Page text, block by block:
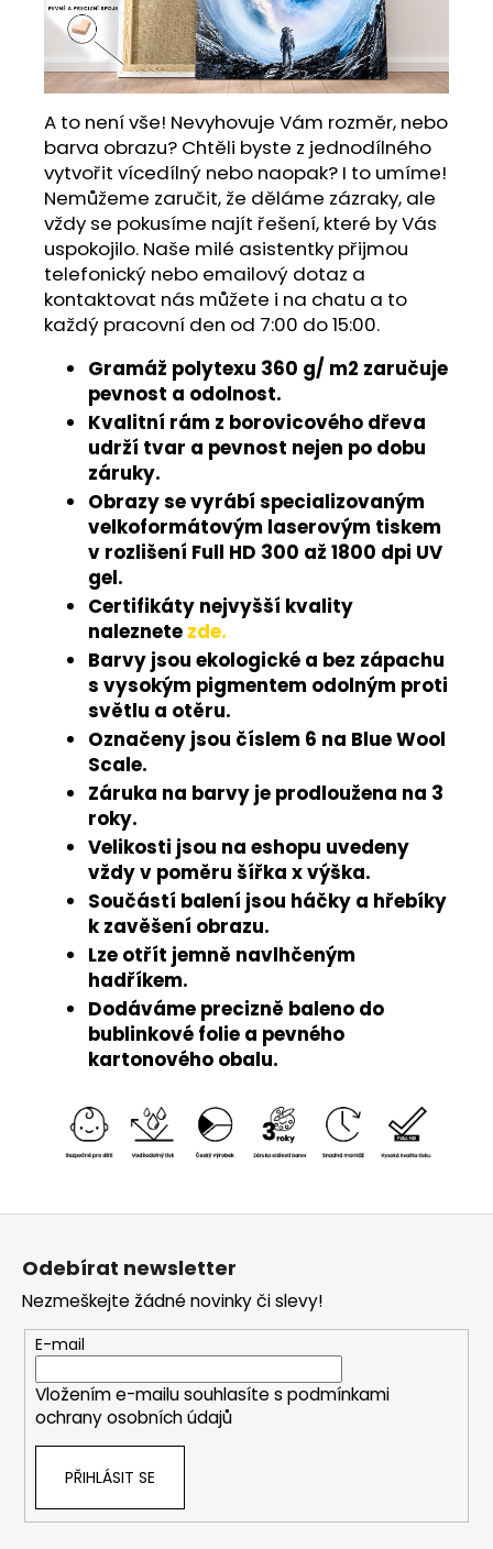
A to není vše! Nevyhovuje Vám rozměr, nebo
barva obrazu? Chtěli byste z jednodílného
vytvořit vícedílný nebo naopak? I to umíme!
Nemůžeme zaručit, že děláme zázraky, ale
vždy se pokusíme najít řešení, které by Vás
uspokojilo. Naše milé asistentky přijmou
telefonický nebo emailový dotaz a
kontaktovat nás můžete i na chatu a to
každý pracovní den od 7:00 do 15:00.
Gramáž polytexu 360 g/ m2 zaručuje
pevnost a odolnost.
Kvalitní rám z borovicového dřeva
udrží tvar a pevnost nejen po dobu
záruky.
Obrazy se vyrábí specializovaným
velkoformátovým laserovým tiskem
v rozlišení Full HD 300 až 1800 dpi UV
gel.
Certifikáty nejvyšší kvality
naleznete zde.
Barvy jsou ekologické a bez zápachu
s vysokým pigmentem odolným proti
světlu a otěru.
Označeny jsou číslem 6 na Blue Wool
Scale.
Záruka na barvy je prodloužena na 3
roky.
Velikosti jsou na eshopu uvedeny
vždy v poměru šířka x výška.
Součástí balení jsou háčky a hřebíky
k zavěšení obrazu.
Lze otřít jemně navlhčeným
hadříkem.
Dodáváme precizně baleno do
bublinkové folie a pevného
kartonového obalu.
Z
Odebírat newsletter
Nezmeškejte žádné novinky či slevy!
E-mail
Vložením e-mailu souhlasíte s podmínkami
ochrany osobních údajů
PŘIHLÁSIT SE